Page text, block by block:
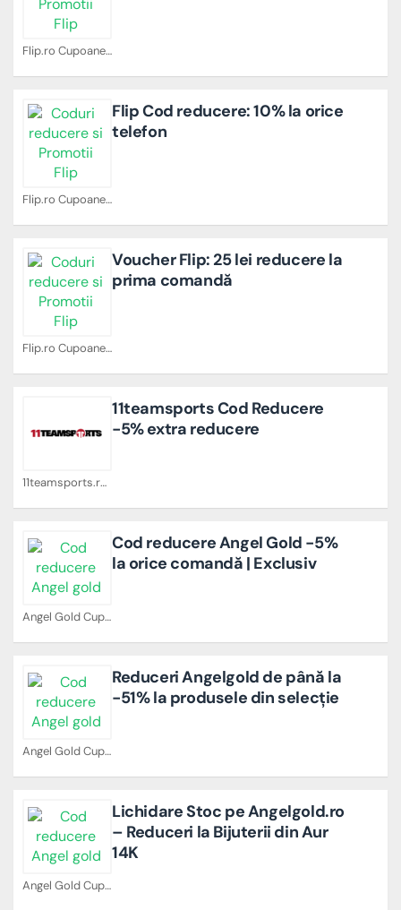
Flip.ro Cupoane
Flip.ro Cupoane
Flip Cod reducere: 10% la orice
telefon
Flip.ro Cupoane
Voucher Flip: 25 lei reducere la
prima comandă
11teamsports.ro Cupoane
11teamsports Cod Reducere
-5% extra reducere
Angel Gold Cupoane
Cod reducere Angel Gold -5%
la orice comandă | Exclusiv
Angel Gold Cupoane
Reduceri Angelgold de până la
-51% la produsele din selecție
Angel Gold Cupoane
Lichidare Stoc pe Angelgold.ro
– Reduceri la Bijuterii din Aur
14K